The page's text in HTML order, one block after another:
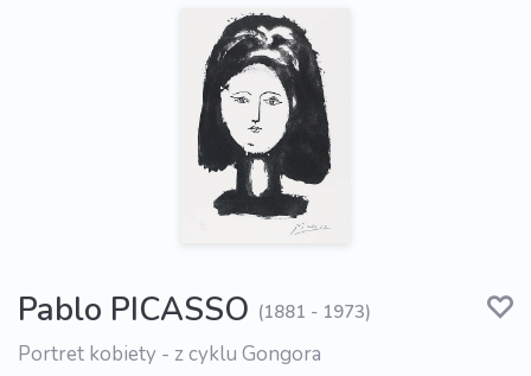
Pablo PICASSO (1881 - 1973)
Portret kobiety - z cyklu Gongora